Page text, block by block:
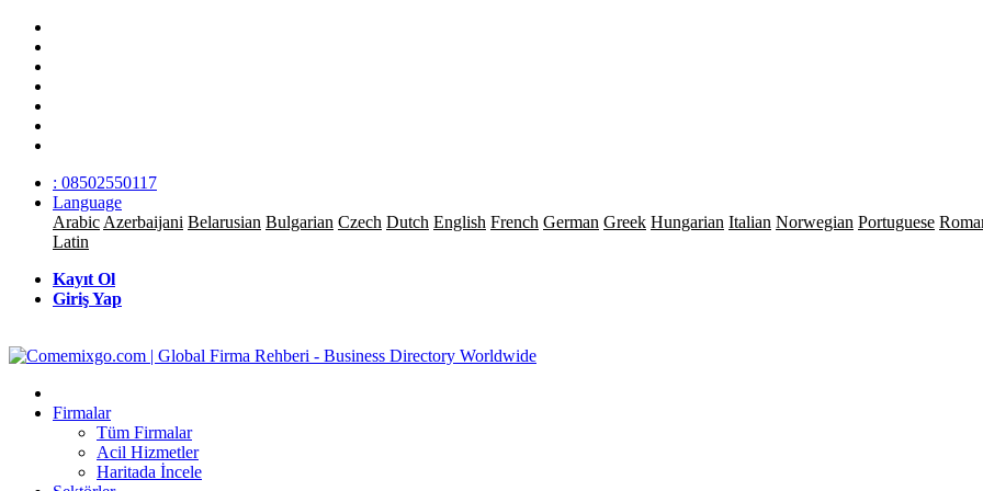
: 08502550117
Language
Arabic Azerbaijani Belarusian Bulgarian Czech Dutch English French German Greek Hungarian Italian Norwegian Portuguese
Latin
Kayıt Ol
Giriş Yap
Firmalar
Tüm Firmalar
Acil Hizmetler
Haritada İncele